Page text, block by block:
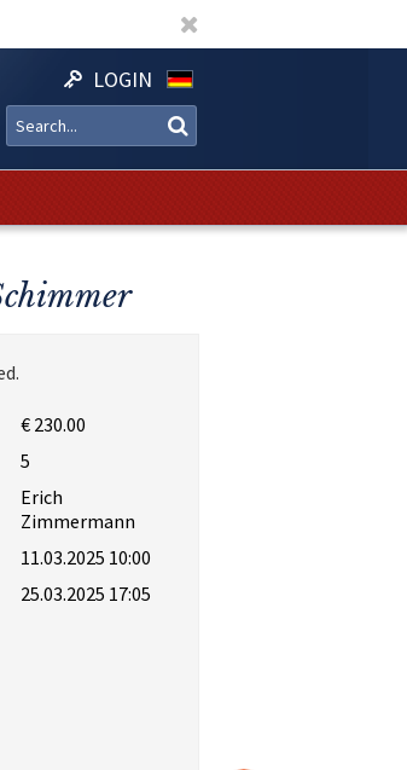
LOGIN
€ 230.00
5
Erich
Zimmermann
11.03.2025 10:00
25.03.2025 17:05